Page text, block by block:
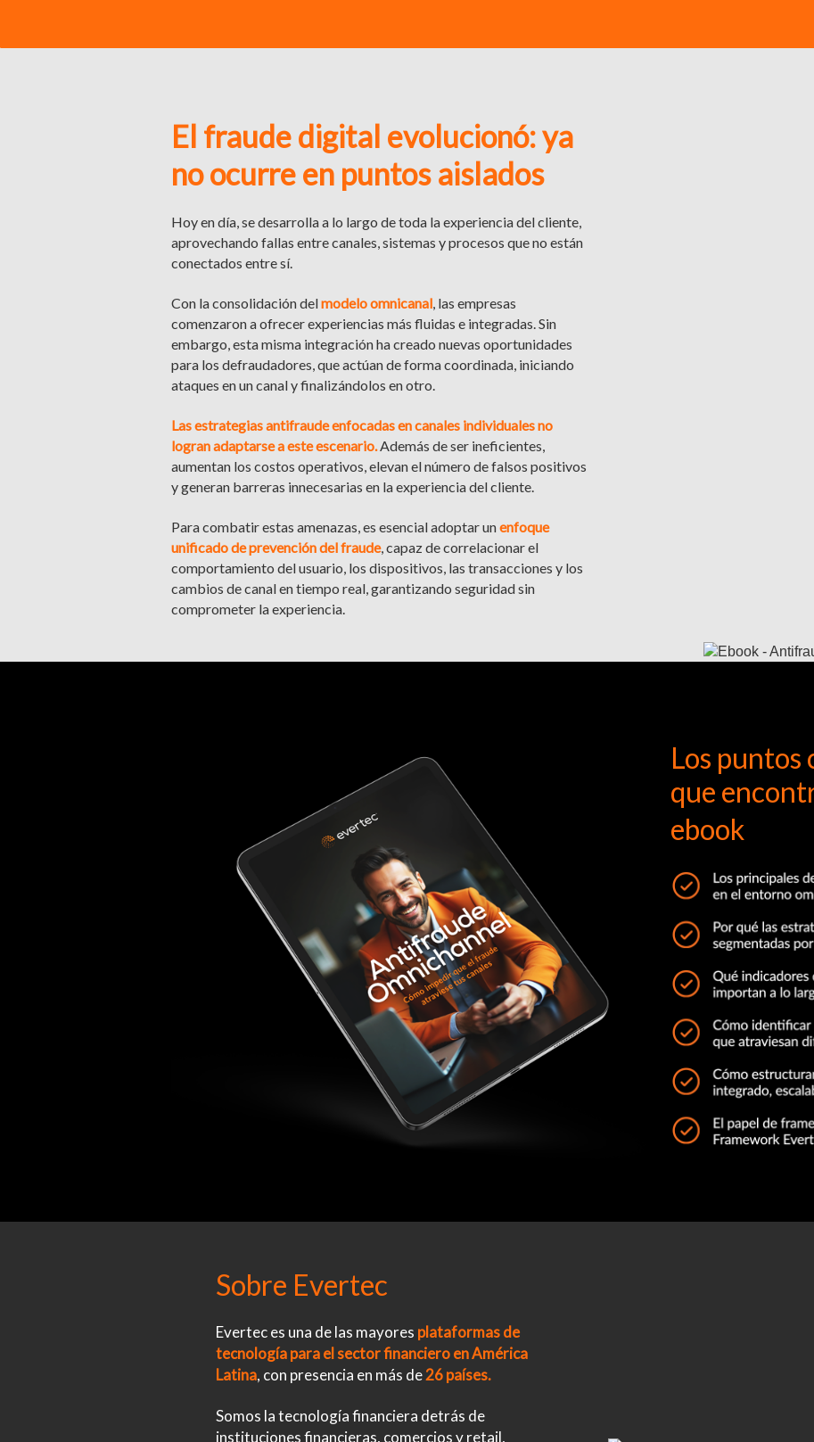
El fraude digital evolucionó: ya
no ocurre en puntos aislados
Hoy en día, se desarrolla a lo largo de toda la experiencia del cliente,
aprovechando fallas entre canales, sistemas y procesos que no están
conectados entre sí.
Con la consolidación delmodelo omnicanal , las empresas
comenzaron a ofrecer experiencias más fluidas e integradas. Sin
embargo, esta misma integración ha creado nuevas oportunidades
para los defraudadores, que actúan de forma coordinada, iniciando
ataques en un canal y finalizándolos en otro.
Las estrategias antifraude enfocadas en canales individuales no
logran adaptarse a este escenario. Además de ser ineficientes,
aumentan los costos operativos, elevan el número de falsos positivos
y generan barreras innecesarias en la experiencia del cliente.
Para combatir estas amenazas, es esencial adoptar unenfoque
unificado de prevención del fraude, capaz de correlacionar el
comportamiento del usuario, los dispositivos, las transacciones y los
cambios de canal en tiempo real, garantizando seguridad sin
comprometer la experiencia.
Los puntos
que
ebook
Sobre Evertec
Evertec es una de las mayores plataformas de
tecnología para el sector financiero en América
Latina, con presencia en más de26 países.
Somos la tecnología financiera detrás de
instituciones financieras, comercios y retail,